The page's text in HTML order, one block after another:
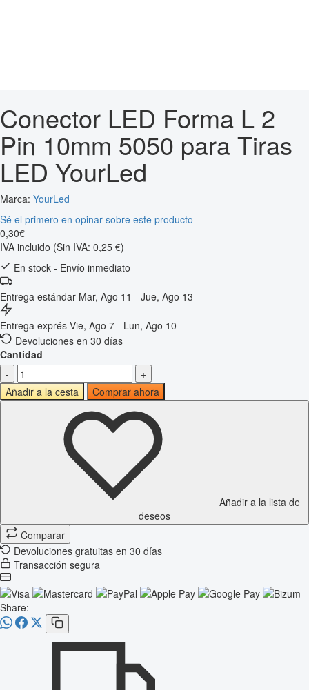
Conector LED Forma L 2
Pin 10mm 5050 para Tiras
LED YourLed
Marca: YourLed
Sé el primero en opinar sobre este producto
0,30€
IVA incluido (Sin IVA: 0,25 €)
En stock - Envío inmediato
Entrega estándar Mar, Ago 11 - Jue, Ago 13
Entrega exprés Vie, Ago 7 - Lun, Ago 10
Devoluciones en 30 días
Cantidad
-
+
Añadir a la cesta
Comprar ahora
Añadir a la lista de
deseos
Comparar
Devoluciones gratuitas en 30 días
Transacción segura
Share: